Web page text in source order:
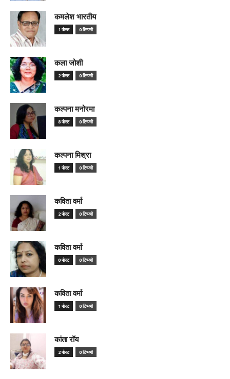
कमलेश भारतीय
1 पोस्ट 0 टिप्पणी
कला जोशी
2 पोस्ट 0 टिप्पणी
कल्पना मनोरमा
8 पोस्ट 0 टिप्पणी
कल्पना मिश्रा
1 पोस्ट 0 टिप्पणी
कविता वर्मा
2 पोस्ट 0 टिप्पणी
कविता वर्मा
0 पोस्ट 0 टिप्पणी
कविता वर्मा
1 पोस्ट 0 टिप्पणी
कांता रॉय
2 पोस्ट 0 टिप्पणी